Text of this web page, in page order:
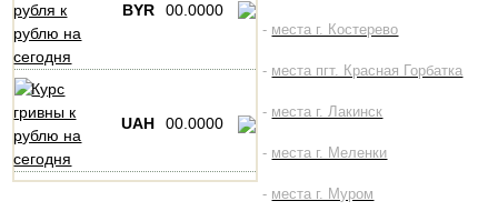
BYR 00.0000
UAH 00.0000
- места г. Костерево
- места пгт. Красная Горбатка
- места г. Лакинск
- места г. Меленки
- места г. Муром